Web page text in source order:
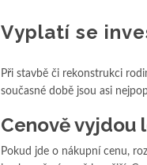
Vyplatí se
Při stavbě či rekonstrukci
současné době jsou asi
Cenově vyjdou
Pokud jde o nákupní cenu,